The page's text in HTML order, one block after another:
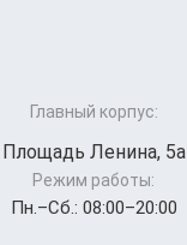
Главный корпус:
Площадь Ленина, 5а
Режим работы:
Пн.–Cб.: 08:00–20:00